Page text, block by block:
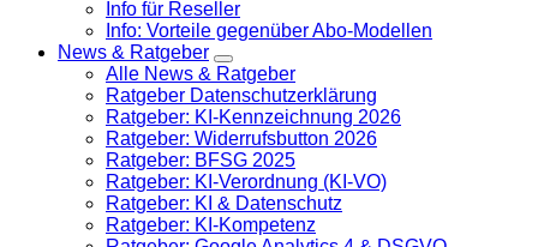
Info für Reseller
Info: Vorteile gegenüber Abo-Modellen
News & Ratgeber
Alle News & Ratgeber
Ratgeber Datenschutzerklärung
Ratgeber: KI-Kennzeichnung 2026
Ratgeber: Widerrufsbutton 2026
Ratgeber: BFSG 2025
Ratgeber: KI-Verordnung (KI-VO)
Ratgeber: KI & Datenschutz
Ratgeber: KI-Kompetenz